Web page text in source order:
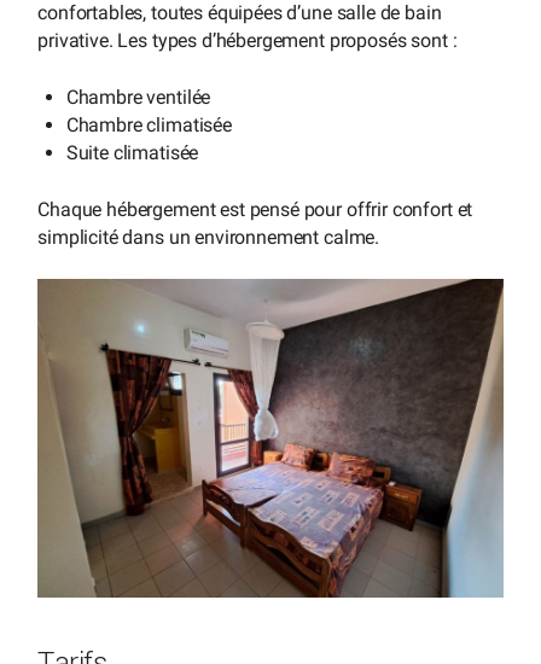
confortables, toutes équipées d’une salle de bain
privative. Les types d’hébergement proposés sont :
Chambre ventilée
Chambre climatisée
Suite climatisée
Chaque hébergement est pensé pour offrir confort et
simplicité dans un environnement calme.